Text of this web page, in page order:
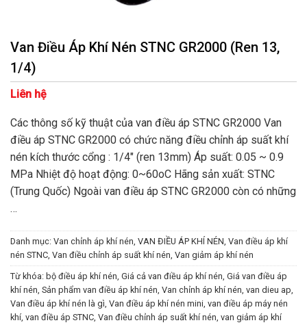
Van Điều Áp Khí Nén STNC GR2000 (Ren 13,
1/4)
Liên hệ
Các thông số kỹ thuật của van điều áp STNC GR2000 Van
điều áp STNC GR2000 có chức năng điều chỉnh áp suất khí
nén kích thước cổng : 1/4″ (ren 13mm) Áp suất: 0.05 ~ 0.9
MPa Nhiệt độ hoạt động: 0~60oC Hãng sản xuất: STNC
(Trung Quốc) Ngoài van điều áp STNC GR2000 còn có những
…
Danh mục: Van chỉnh áp khí nén, VAN ĐIỀU ÁP KHÍ NÉN, Van điều áp khí
nén STNC, Van điều chỉnh áp suất khí nén, Van giảm áp khí nén
Từ khóa: bộ điều áp khí nén, Giá cả van điều áp khí nén, Giá van điều áp
khí nén, Sản phẩm van điều áp khí nén, Van chỉnh áp khí nén, van dieu ap,
Van điều áp khí nén là gì, Van điều áp khí nén mini, van điều áp máy nén
khí, van điều áp STNC, Van điều chỉnh áp suất khí nén, van giảm áp khí